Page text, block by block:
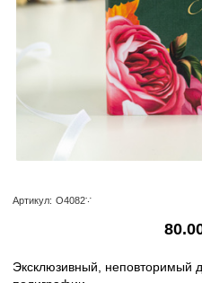
Артикул: О4082∵
Эксклюзивный, неповторимый